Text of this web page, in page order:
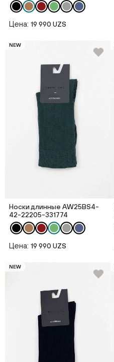
Цена: 19 990 UZS
NEW
Носки длинные AW25BS4-
42-22205-331774
Цена: 19 990 UZS
NEW